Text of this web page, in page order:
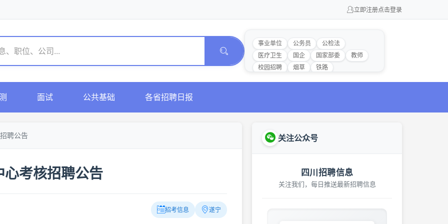
立即注册点击登录
事业单位 公务员
公检法
医疗卫生
国企 国家部委
教师
校园招聘
烟草 铁路
面试 公共基础 各省招聘日报
聘公告
考核招聘公告
招考信息 遂宁
关注公众号
四川招聘信息
关注我们，每日推送最新招聘信息